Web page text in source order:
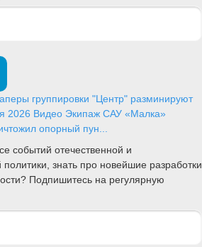
группировки "Центр" разминируют
2026 Видео Экипаж САУ «Малка»
опорный пун...
событий отечественной и
знать про новейшие разработки
Подпишитесь на регулярную